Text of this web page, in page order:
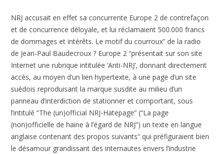
NRJ accusait en effet sa concurrente Europe 2 de contrefaçon
et de concurrence déloyale, et lui réclamaient 500.000 francs
de dommages et intérêts. Le motif du courroux” de la radio
de Jean-Paul Baudecroux ? Europe 2 “présentait sur son site
Internet une rubrique intitulée ‘Anti-NRJ’, donnant directement
accès, au moyen d’un lien hypertexte, à une page d’un site
suédois reproduisant la marque susdite au milieu d’un
panneau d’interdiction de stationner et comportant, sous
l’intitulé “The (un)official NRJ-Hatepage” (“La page
(non)officielle de haine à l’égard de NRJ”) un texte en langue
anglaise contenant des propos suivants” qui préfiguraient bien
le désamour grandissant des internautes envers l’industrie